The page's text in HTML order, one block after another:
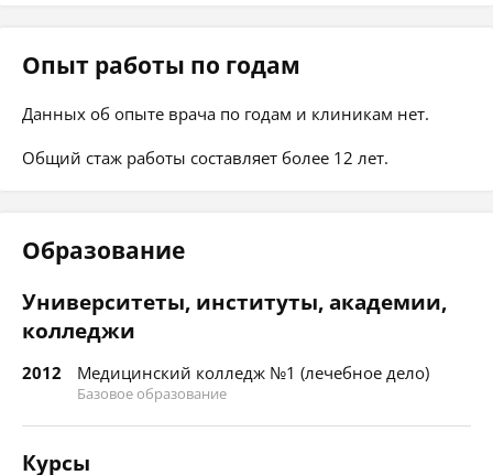
Опыт работы по годам
Данных об опыте врача по годам и клиникам нет.
Общий стаж работы составляет более 12 лет.
Образование
Университеты, институты, академии,
колледжи
2012 Медицинский колледж №1 (лечебное дело)
Базовое образование
Курсы